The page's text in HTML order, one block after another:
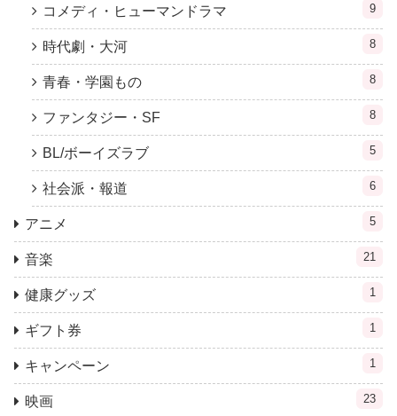
コメディ・ヒューマンドラマ 9
時代劇・大河 8
青春・学園もの 8
ファンタジー・SF 8
BL/ボーイズラブ 5
社会派・報道 6
アニメ 5
音楽 21
健康グッズ 1
ギフト券 1
キャンペーン 1
映画 23